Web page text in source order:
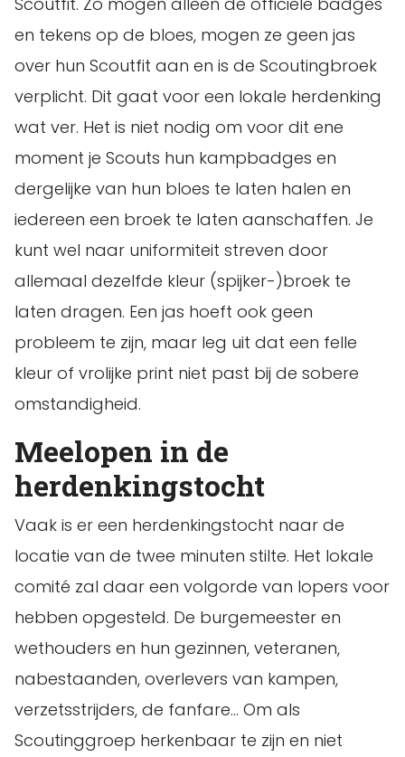
en tekens op de bloes, mogen ze geen jas
over hun Scoutfit aan en is de Scoutingbroek
verplicht. Dit gaat voor een lokale herdenking
wat ver. Het is niet nodig om voor dit ene
moment je Scouts hun kampbadges en
dergelijke van hun bloes te laten halen en
iedereen een broek te laten aanschaffen. Je
kunt wel naar uniformiteit streven door
allemaal dezelfde kleur (spijker-)broek te
laten dragen. Een jas hoeft ook geen
probleem te zijn, maar leg uit dat een felle
kleur of vrolijke print niet past bij de sobere
omstandigheid.
Meelopen in de
herdenkingstocht
Vaak is er een herdenkingstocht naar de
locatie van de twee minuten stilte. Het lokale
comité zal daar een volgorde van lopers voor
hebben opgesteld. De burgemeester en
wethouders en hun gezinnen, veteranen,
nabestaanden, overlevers van kampen,
verzetsstrijders, de fanfare… Om als
Scoutinggroep herkenbaar te zijn en niet